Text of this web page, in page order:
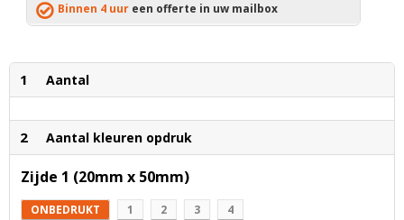
Binnen 4 uur een offerte in uw mailbox
1 Aantal
2 Aantal kleuren opdruk
Zijde 1 (20mm x 50mm)
ONBEDRUKT 1 2 3 4